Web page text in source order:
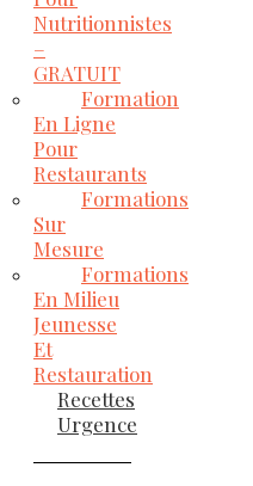
Nutritionnistes
–
GRATUIT
Formation
En Ligne
Pour
Restaurants
Formations
Sur
Mesure
Formations
En Milieu
Jeunesse
Et
Restauration
Recettes
Urgence